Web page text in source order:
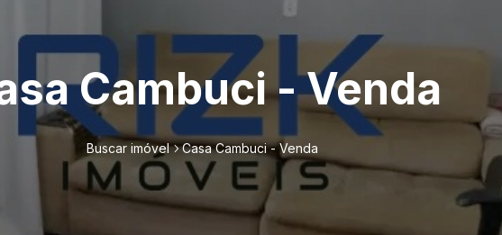
Cambuci - Venda
Buscar imóvel Casa Cambuci - Venda